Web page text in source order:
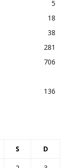
5
18
38
281
706
136
S D